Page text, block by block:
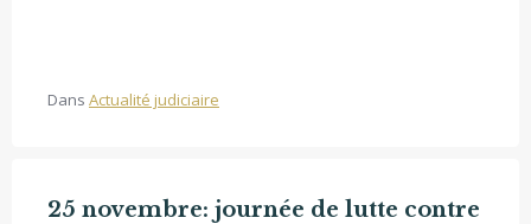
Dans Actualité judiciaire
25 novembre: journée de lutte contre